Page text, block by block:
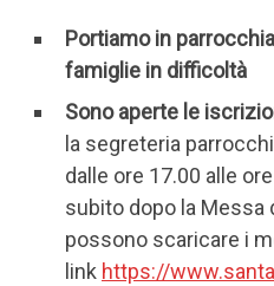
Portiamo in
famiglie in difficoltà
Sono aperte le
la segreteria
dalle ore 17.00 alle
subito dopo la Messa
possono scaricare i
link https://